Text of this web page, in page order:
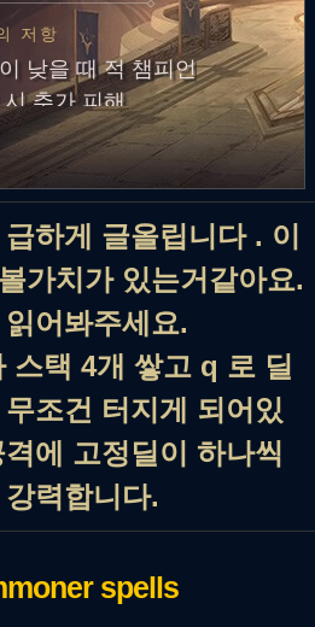
획득. 다른 전설 룬
해 게임 초반에 약하
에 강한 룬
저항
낮을 때 적 챔피언
시 추가 피해
하게 글올립니다 . 이
가치가 있는거같아요.
어봐주세요.
스택 4개 쌓고 q 로 딜
조건 터지게 되어있
에 고정딜이 하나씩
력합니다.
spells